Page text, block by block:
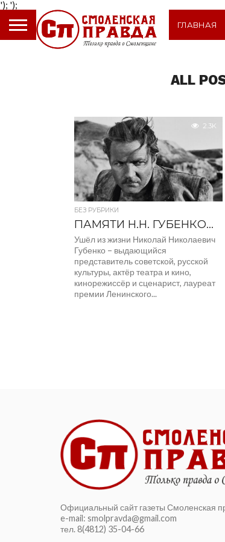
');
ГЛАВНАЯ
ALL
2.3K
БЕЗ РУБРИКИ
ПАМЯТИ Н.Н. ГУБЕНКО…
Ушёл из жизни Николай Николаевич
Губенко – выдающийся
представитель советской, русской
культуры, актёр театра и кино,
кинорежиссёр и сценарист, лауреат
премии Ленинского...
Официальный сайт газеты Смоленская
e-mail: smolpravda@gmail.com
тел. 8(4812) 35-04-66
');